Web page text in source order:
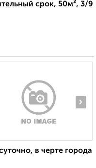
срок, 50м², 3/9
›
в черте города